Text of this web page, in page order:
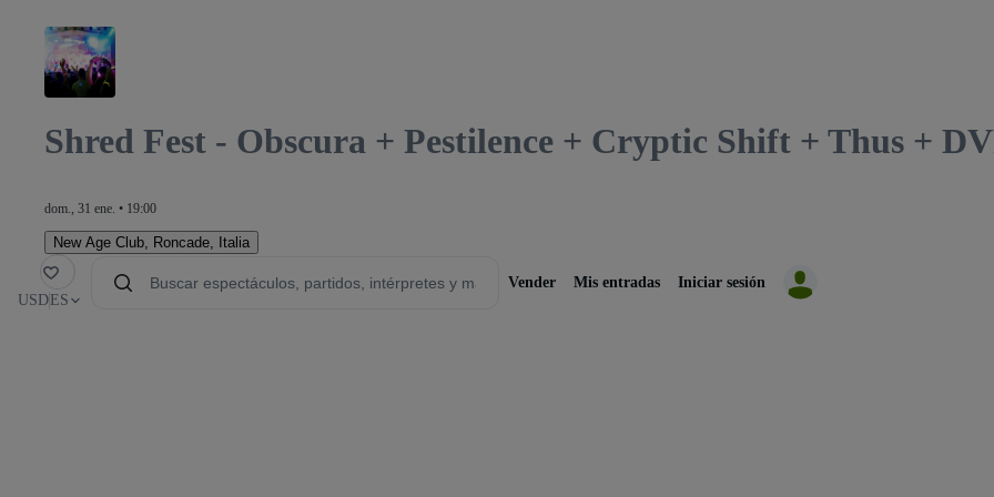
Shred Fest - Obscura + Pestilence + Cryptic Shift + Thus +
dom., 31 ene. • 19:00
New Age Club Roncade, Italia
USD ES
Vender Mis entradas Iniciar sesión